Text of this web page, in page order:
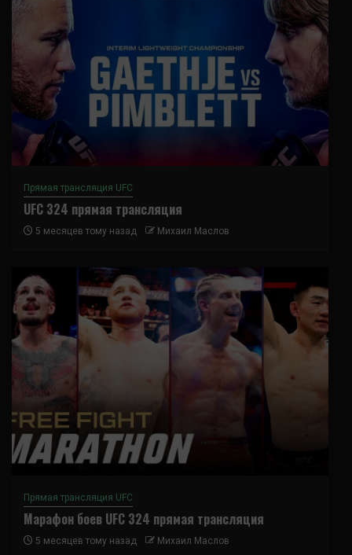
Прямая трансляция UFC
UFC 324 прямая трансляция
5 месяцев тому назад Михаил Маслов
Прямая трансляция UFC
Марафон боев UFC 324 прямая трансляция
5 месяцев тому назад Михаил Маслов